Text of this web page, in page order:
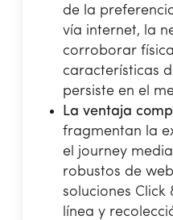
de la
vía internet, la
corroborar
características
persiste en el
La ventaja
fragmentan la
el journey
robustos de
soluciones
línea y